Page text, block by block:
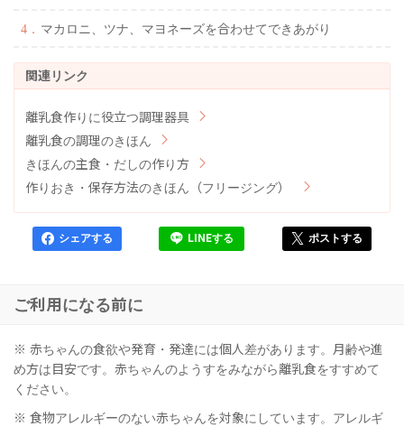
マカロニ、ツナ、マヨネーズを合わせてできあがり
離乳食作りに役立つ調理器具
離乳食の調理のきほん
きほんの主食・だしの作り方
作りおき・保存方法のきほん（フリージング）
シェアする LINEする ポストする
ご利用になる前に
※ 赤ちゃんの食欲や発育・発達には個人差があります。月齢や進
め方は目安です。赤ちゃんのようすをみながら離乳食をすすめて
ください。
※ 食物アレルギーのない赤ちゃんを対象にしています。アレルギ